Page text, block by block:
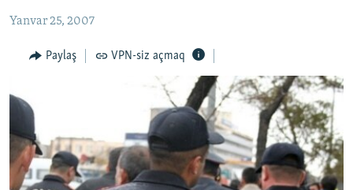
FƏRQƏ BAX
QANUNI DOĞRU
MULTIMEDIA
VIDEO
FOTOQALEREYA
RADIO ARXIV
OXU ZALI
HAQQIMIZDA
Yanvar 25, 2007
Paylaş VPN-siz açmaq